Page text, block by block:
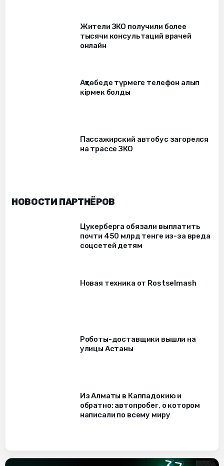
Жители ЗКО получили более
тысячи консультаций врачей
онлайн
Ақтөбеде түрмеге телефон алып
кірмек болды
Пассажирский автобус загорелся
на трассе ЗКО
НОВОСТИ ПАРТНЁРОВ
Цукерберга обязали выплатить
почти 450 млрд тенге из-за вреда
соцсетей детям
Новая техника от Rostselmash
Роботы-доставщики вышли на
улицы Астаны
Из Алматы в Каппадокию и
обратно: автопробег, о котором
написали по всему миру